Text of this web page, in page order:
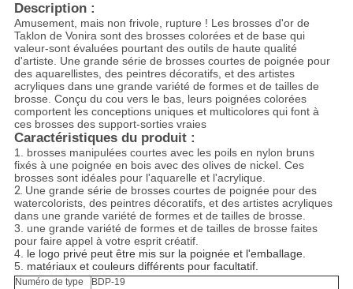
Description :
Amusement, mais non frivole, rupture ! Les brosses d'or de
Taklon de Vonira sont des brosses colorées et de base qui
valeur-sont évaluées pourtant des outils de haute qualité
d'artiste. Une grande série de brosses courtes de poignée pour
des aquarellistes, des peintres décoratifs, et des artistes
acryliques dans une grande variété de formes et de tailles de
brosse. Conçu du cou vers le bas, leurs poignées colorées
comportent les conceptions uniques et multicolores qui font à
ces brosses des support-sorties vraies
Caractéristiques du produit :
1. brosses manipulées courtes avec les poils en nylon bruns
fixés à une poignée en bois avec des olives de nickel. Ces
brosses sont idéales pour l'aquarelle et l'acrylique.
2. Une grande série de brosses courtes de poignée pour des
watercolorists, des peintres décoratifs, et des artistes acryliques
dans une grande variété de formes et de tailles de brosse.
3. une grande variété de formes et de tailles de brosse faites
pour faire appel à votre esprit créatif.
4. le logo privé peut être mis sur la poignée et l'emballage.
5. matériaux et couleurs différents pour facultatif.
Numéro de type BDP-19